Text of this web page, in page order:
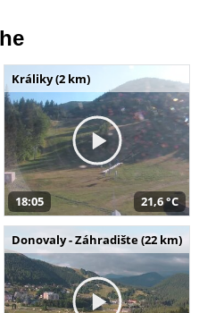
Králiky (2 km)
18:05 21,6 °C
Donovaly - Záhradište (22 km)